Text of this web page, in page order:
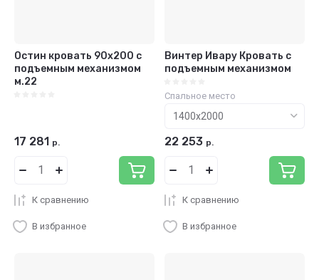
Остин кровать 90х200 с
подъемным механизмом
м.22
17 281 р.
К сравнению
В избранное
Винтер Ивару Кровать с
подъемным механизмом
Спальное место
22 253 р.
К сравнению
В избранное